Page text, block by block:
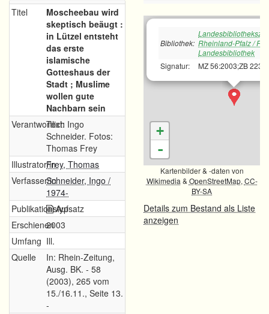
Titel
Moscheebau wird
skeptisch beäugt :
in Lützel entsteht
das erste
islamische
Gotteshaus der
Stadt ; Muslime
wollen gute
Nachbarn sein
VerantwortlichText: Ingo
Schneider. Fotos:
Thomas Frey
Illustrator/inFrey, Thomas
Verfasser/inSchneider, Ingo /
1974-
PublikationstypAufsatz
Erschienen2003
Umfang Ill.
Quelle
In: Rhein-Zeitung,
Ausg. BK. - 58
(2003), 265 vom
15./16.11., Seite 13.
-
Bibliothek: Rheinland-Pfalz /
Landesbibliothek
Signatur:
MZ 56:2003;ZB 223
+
-
Kartenbilder & -daten von
Wikimedia & OpenStreetMap, CC-
BY-SA
Details zum Bestand als Liste
anzeigen